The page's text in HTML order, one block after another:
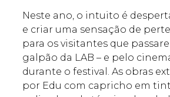
Neste ano, o intuito é
e criar uma sensação de
para os visitantes que
galpão da LAB – e pelo
durante o festival. As obras
por Edu com capricho em